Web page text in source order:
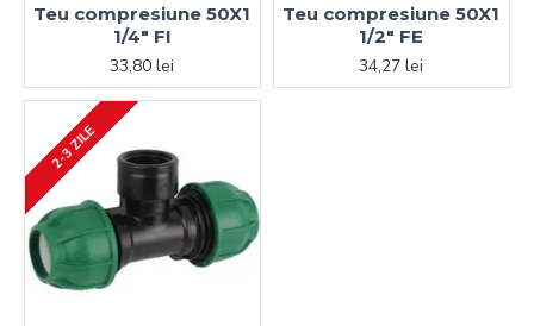
Teu compresiune 50X1
1/4" FI
33,80 lei
Teu compresiune 50X1
1/2" FE
34,27 lei
2-3 ZILE